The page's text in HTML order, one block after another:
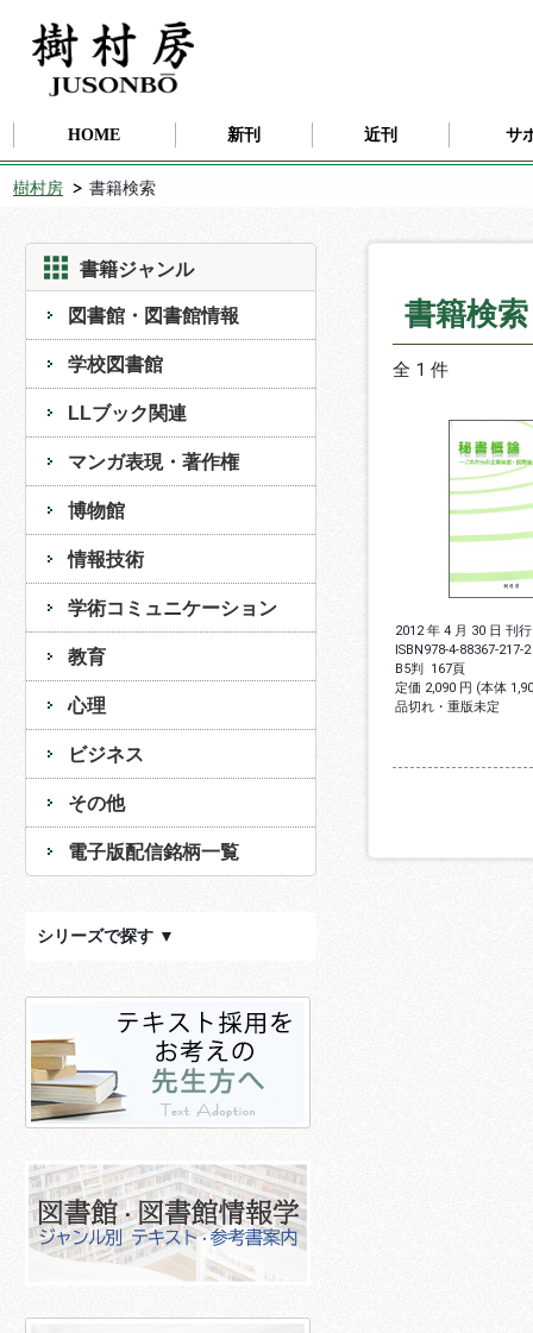
HOME 新刊 近刊 サ
樹村房 書籍検索
書籍ジャンル
図書館・図書館情報
学校図書館
LLブック関連
マンガ表現・著作権
博物館
情報技術
学術コミュニケーション
教育
心理
ビジネス
その他
電子版配信銘柄一覧
シリーズで探す ▼
書籍検
全 1 件
2012 年 4 月 30 日 刊行
ISBN978-4-88367-217-2
B5判 167頁
定価 2,090 円 (本体
品切れ・重版未定